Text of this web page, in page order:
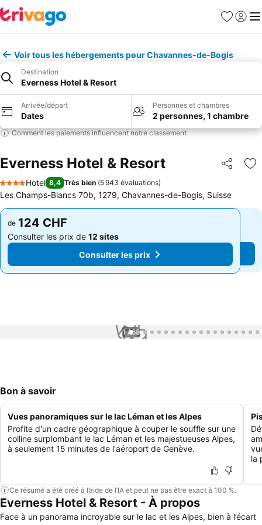
Favoris
Se
Voir tous les hébergements pour Chavannes-de-Bogis
Destination
Everness Hotel & Resort
Arrivée/départ
Dates
Personnes et chambres
2 personnes, 1 chambre
Comment les paiements influencent notre classement
Everness Hotel & Resort Partager
4 Étoiles
Hotel 8,4 Très bien (5 943 évaluations)
Les Champs-Blancs 70b, 1279, Chavannes-de-Bogis, Suisse
de 124 CHF
Consulter les prix de 12 sites
Consulter les prix
de 124 CHF
Consulter les prix de 12 sites
Consulter les prix
1 / 65
Bon à savoir
Vues panoramiques sur le lac Léman et les Alpes
Profite d'un cadre géographique à couper le souffle sur une
colline surplombant le lac Léman et les majestueuses Alpes,
à seulement 15 minutes de l'aéroport de Genève.
la
Ce résumé a été créé à l’aide de l’IA et peut ne pas être exact à 100 %.
Everness Hotel & Resort - À propos
Face à un panorama incroyable sur le lac et les Alpes, bien à l’écart